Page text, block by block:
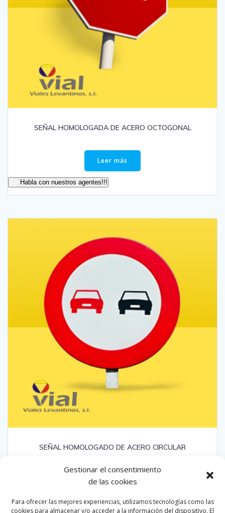
Gestionar el consentimiento
de las cookies
Para ofrecer las mejores experiencias, utilizamos tecnologías como las
cookies para almacenar y/o acceder a la información del dispositivo. El
SEÑAL HOMOLOGADA DE ACERO OCTOGONAL
Leer más
Habla con nuestros agentes!!!
SEÑAL HOMOLOGADO DE ACERO CIRCULAR
Leer más
Habla con nuestros agentes!!!